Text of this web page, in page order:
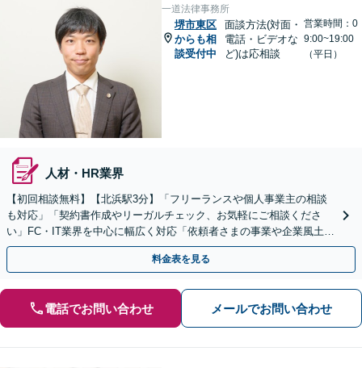
一道法律事務所
堺市東区
からも相
談受付中
面談方法(対面・
電話・ビデオな
ど)は応相談
営業時間：0
9:00~19:00
（平日）
人材・HR業界
【初回相談無料】【北浜駅3分】「フリーランスや個人事業主の相談
も対応」「契約書作成やリーガルチェック、お気軽にご相談くださ
い」FC・IT業界を中心に幅広く対応「依頼者さまの事業や企業風土を
熟知し、最適な解決策をご提案」【休日・夜間相談可】
料金表を見る
電話でお問い合わせ メールでお問い合わせ